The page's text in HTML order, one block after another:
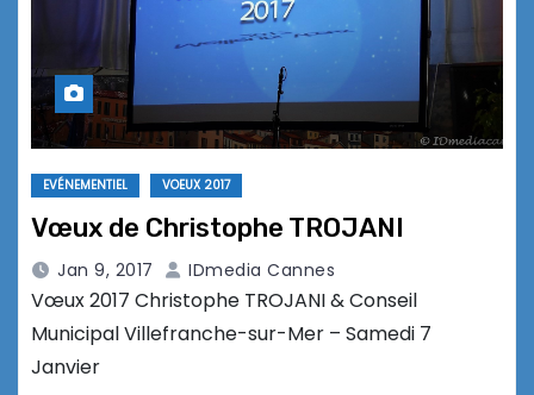
EVÉNEMENTIEL VOEUX 2017
Vœux de Christophe TROJANI
Jan 9, 2017 IDmedia Cannes
Vœux 2017 Christophe TROJANI & Conseil
Municipal Villefranche-sur-Mer – Samedi 7
Janvier